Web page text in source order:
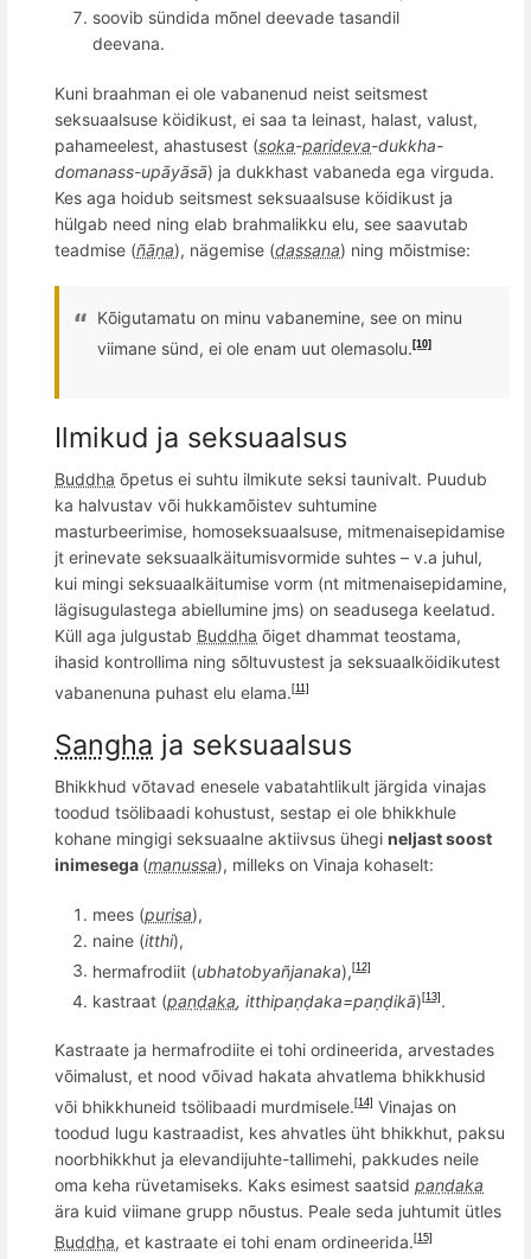
soovib sündida mõnel deevade tasandil
deevana.
Kuni braahman ei ole vabanenud neist seitsmest
seksuaalsuse köidikust, ei saa ta leinast, halast, valust,
pahameelest, ahastusest (soka-parideva-dukkha-
domanass-upāyāsā) ja dukkhast vabaneda ega virguda.
Kes aga hoidub seitsmest seksuaalsuse köidikust ja
hülgab need ning elab brahmalikku elu, see saavutab
teadmise (ñāṇa), nägemise (dassana) ning mõistmise:
Kõigutamatu on minu vabanemine, see on minu
viimane sünd, ei ole enam uut olemasolu. [10]
Ilmikud ja seksuaalsus
Buddha õpetus ei suhtu ilmikute seksi taunivalt. Puudub
ka halvustav või hukkamõistev suhtumine
masturbeerimise, homoseksuaalsuse, mitmenaisepidamise
jt erinevate seksuaalkäitumisvormide suhtes – v.a juhul,
kui mingi seksuaalkäitumise vorm (nt mitmenaisepidamine,
lägisugulastega abiellumine jms) on seadusega keelatud.
Küll aga julgustab Buddha õiget dhammat teostama,
ihasid kontrollima ning sõltuvustest ja seksuaalköidikutest
vabanenuna puhast elu elama. [11]
Sangha ja seksuaalsus
Bhikkhud võtavad enesele vabatahtlikult järgida vinajas
toodud tsölibaadi kohustust, sestap ei ole bhikkhule
kohane mingigi seksuaalne aktiivsus ühegi neljast soost
inimesega (manussa), milleks on Vinaja kohaselt:
mees (purisa),
naine (itthi),
hermafrodiit (ubhatobyañjanaka), [12]
kastraat (paṇḍaka, itthipaṇḍaka=paṇḍikā) [13] .
Kastraate ja hermafrodiite ei tohi ordineerida, arvestades
võimalust, et nood võivad hakata ahvatlema bhikkhusid
või bhikkhuneid tsölibaadi murdmisele. [14] Vinajas on
toodud lugu kastraadist, kes ahvatles üht bhikkhut, paksu
noorbhikkhut ja elevandijuhte-tallimehi, pakkudes neile
oma keha rüvetamiseks. Kaks esimest saatsid paṇḍaka
ära kuid viimane grupp nõustus. Peale seda juhtumit ütles
Buddha, et kastraate ei tohi enam ordineerida. [15]